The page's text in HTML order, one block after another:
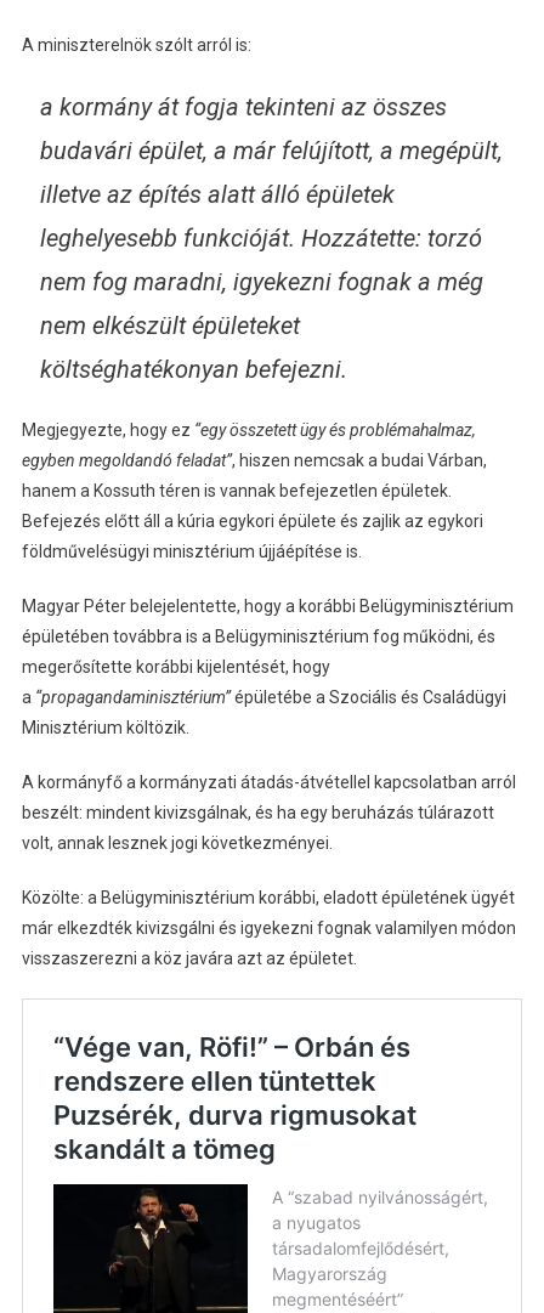
A miniszterelnök szólt arról is:
a kormány át fogja tekinteni az összes
budavári épület, a már felújított, a megépült,
illetve az építés alatt álló épületek
leghelyesebb funkcióját. Hozzátette: torzó
nem fog maradni, igyekezni fognak a még
nem elkészült épületeket
költséghatékonyan befejezni.
Megjegyezte, hogy ez “egy összetett ügy és problémahalmaz,
egyben megoldandó feladat”, hiszen nemcsak a budai Várban,
hanem a Kossuth téren is vannak befejezetlen épületek.
Befejezés előtt áll a kúria egykori épülete és zajlik az egykori
földművelésügyi minisztérium újjáépítése is.
Magyar Péter belejelentette, hogy a korábbi Belügyminisztérium
épületében továbbra is a Belügyminisztérium fog működni, és
megerősítette korábbi kijelentését, hogy
a “propagandaminisztérium”épületébe a Szociális és Családügyi
Minisztérium költözik.
A kormányfő a kormányzati átadás-átvétellel kapcsolatban arról
beszélt: mindent kivizsgálnak, és ha egy beruházás túlárazott
volt, annak lesznek jogi következményei.
Közölte: a Belügyminisztérium korábbi, eladott épületének ügyét
már elkezdték kivizsgálni és igyekezni fognak valamilyen módon
visszaszerezni a köz javára azt az épületet.